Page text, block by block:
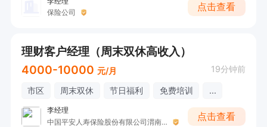
保险公司
点击查看
理财客户经理（周末双休高收入）
4000-10000 元/月 19分钟前
市区 周末双休 节日福利 免费培训 ...
李经理
中国平安人寿保险股份有限公司渭南中心支公司
点击查看